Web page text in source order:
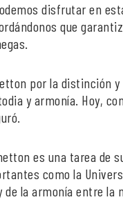
disfrutar en
que
por la distinción
y armonía. Hoy,
es una tarea de
como la
la armonía entre la